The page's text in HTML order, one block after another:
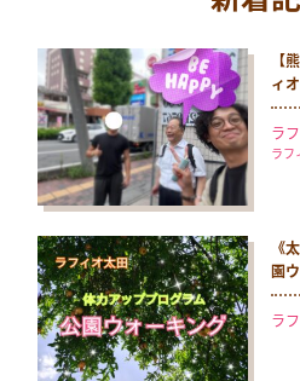
【
ィオ
ラ
ラフ
《
園
ラ